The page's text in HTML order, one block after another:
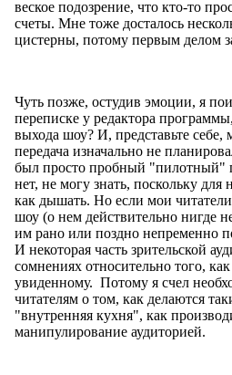
веское подозрение, что кто-то
счеты. Мне тоже досталось
цистерны, потому первым делом
Чуть позже, остудив эмоции, я
переписке у редактора
выхода шоу? И, представьте себе,
передача изначально не
был просто пробный "пилотный"
нет, не могу знать, поскольку для
как дышать. Но если мои
шоу (о нем действительно нигде
им рано или поздно непременно
И некоторая часть зрительской
сомнениях относительно того,
увиденному. Потому я счел
читателям о том, как делаются
"внутренняя кухня", как
манипулирование аудиторией.